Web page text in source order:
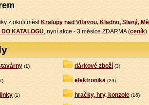
z okolí měst Kralupy nad Vltavou, Kladno, Slaný,
DO KATALOGU, nyní akce - 3 měsíce ZDARMA (ceník)
(1) dárkové zboží (3)
elektronika (29)
(1) hračky, hry, konzole (16)